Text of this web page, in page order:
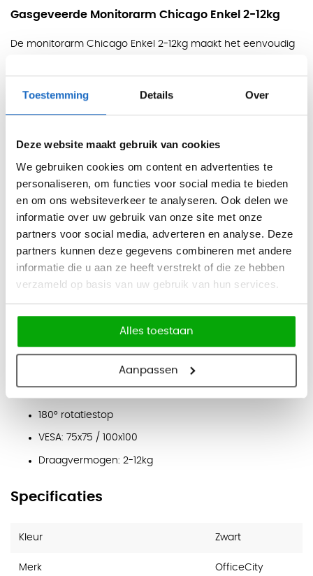
Toestemming Details Over
Deze website maakt gebruik van cookies
We gebruiken cookies om content en advertenties te
personaliseren, om functies voor social media te bieden
en om ons websiteverkeer te analyseren. Ook delen we
informatie over uw gebruik van onze site met onze
partners voor social media, adverteren en analyse. Deze
partners kunnen deze gegevens combineren met andere
informatie die u aan ze heeft verstrekt of die ze hebben
verzameld op basis van uw gebruik van hun services.
Alles toestaan
Aanpassen
Gasgeveerde Monitorarm Chicago Enkel 2-12kg
De monitorarm Chicago Enkel 2-12kg maakt het eenvoudig
soepel en zonder moeite. Het duurzame aluminium ontwerp
voor een ergonomische werkplek.
Kleuren
Zwart, Wit, Zilver
Montage
Voorzien van zowel een bladklem als een bladdoorvoer,
zodat je de beste montageoptie voor jouw bureau kiest.
Bladklem: vastdraaien tot stevige bevestiging
Materiaal: Aluminium
Geschikt voor 1 scherm
180° rotatiestop
VESA: 75x75 / 100x100
Draagvermogen: 2-12kg
Specificaties
Kleur Zwart
Merk OfficeCity